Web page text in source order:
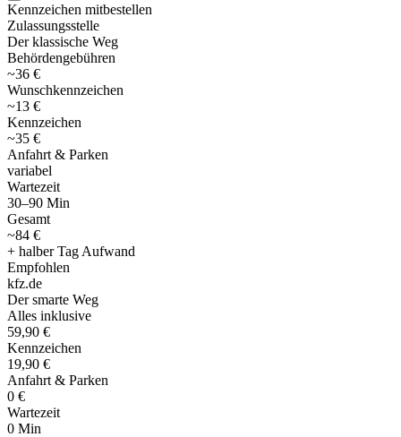
Kennzeichen mitbestellen
Zulassungsstelle
Der klassische Weg
Behördengebühren
~36 €
Wunschkennzeichen
~13 €
Kennzeichen
~35 €
Anfahrt & Parken
variabel
Wartezeit
30–90 Min
Gesamt
~84 €
+ halber Tag Aufwand
Empfohlen
kfz.de
Der smarte Weg
Alles inklusive
59,90 €
Kennzeichen
19,90 €
Anfahrt & Parken
0 €
Wartezeit
0 Min